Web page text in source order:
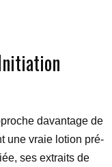
davantage de
une vraie lotion pré-
ses extraits de